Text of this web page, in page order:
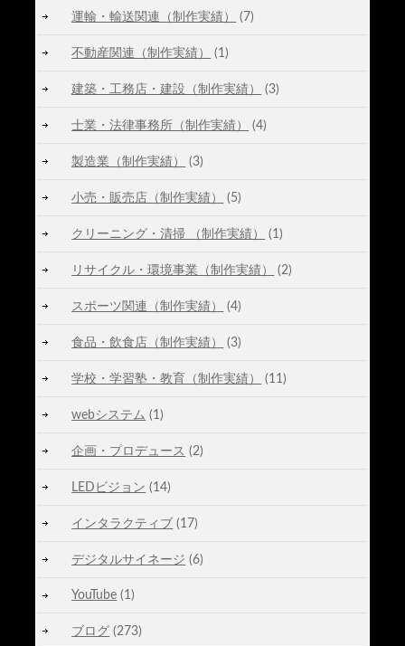
運輸・輸送関連（制作実績） (7)
不動産関連（制作実績） (1)
建築・工務店・建設（制作実績） (3)
士業・法律事務所（制作実績） (4)
製造業（制作実績） (3)
小売・販売店（制作実績） (5)
クリーニング・清掃 （制作実績） (1)
リサイクル・環境事業（制作実績） (2)
スポーツ関連（制作実績） (4)
食品・飲食店（制作実績） (3)
学校・学習塾・教育（制作実績） (11)
webシステム (1)
企画・プロデュース (2)
LEDビジョン (14)
インタラクティブ (17)
デジタルサイネージ (6)
YouTube (1)
ブログ (273)